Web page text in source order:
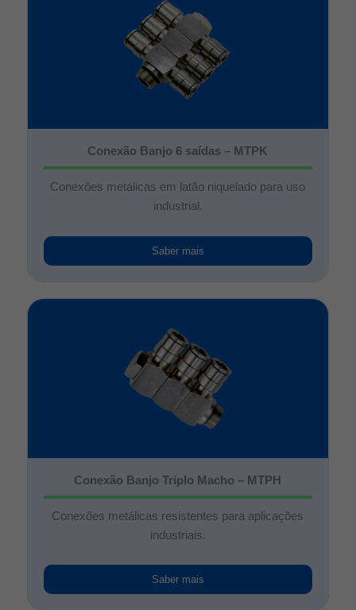
Conexão Banjo 6 saídas – MTPK
Conexões metálicas em latão niquelado para uso
industrial.
Saber mais
Conexão Banjo Triplo Macho – MTPH
Conexões metálicas resistentes para aplicações
industriais.
Saber mais